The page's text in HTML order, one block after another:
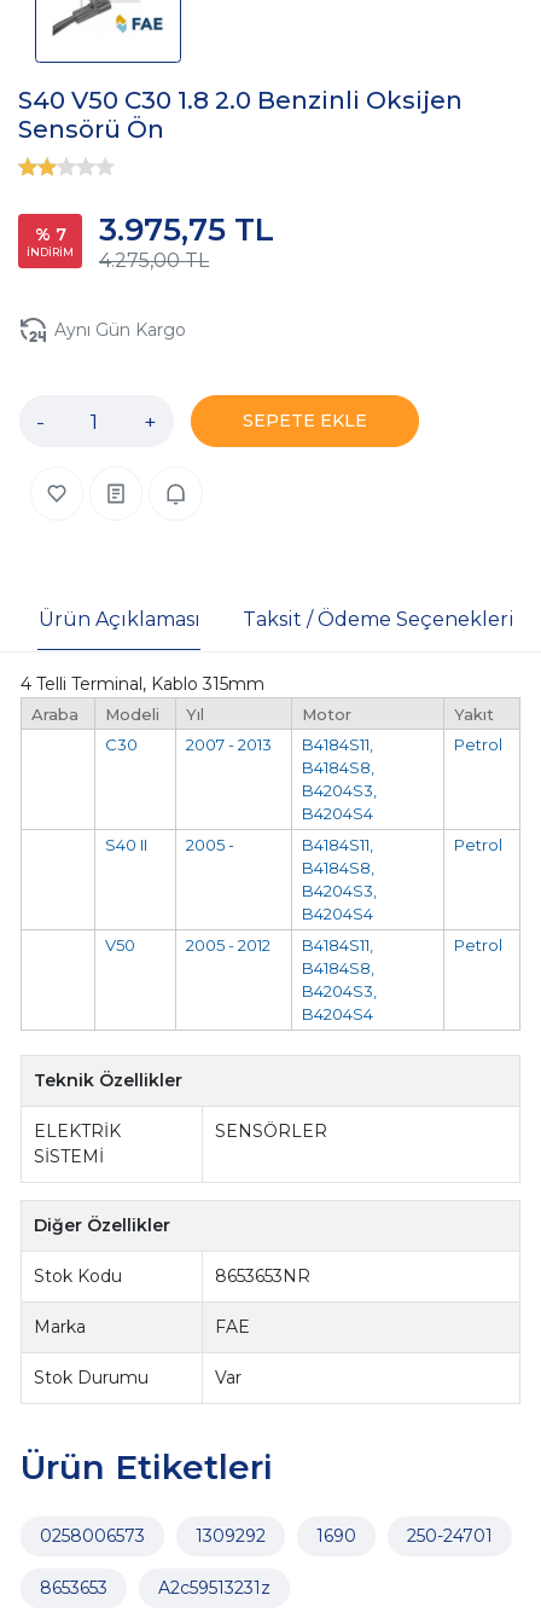
S40 V50 C30 1.8 2.0 Benzinli Oksijen
Sensörü Ön
% 7
İNDİRİM 4.275,00 TL
3.975,75 TL
Aynı Gün Kargo
- + SEPETE EKLE
Ürün Açıklaması Taksit / Ödeme Seçenekleri
4 Telli Terminal, Kablo 315mm
Araba Modeli Yıl Motor
Yakıt
C30
2007 - 2013
B4184S11,
B4184S8,
B4204S3,
B4204S4
Petrol
S40 II 2005 -
B4184S11,
B4184S8,
B4204S3,
B4204S4
Petrol
V50 2005 - 2012
B4184S11,
B4184S8,
B4204S3,
B4204S4
Petrol
Teknik Özellikler
ELEKTRİK
SİSTEMİ
SENSÖRLER
Diğer Özellikler
Stok Kodu 8653653NR
Marka FAE
Stok Durumu Var
Ürün Etiketleri
0258006573 1309292 1690 250-24701
8653653 A2c59513231z